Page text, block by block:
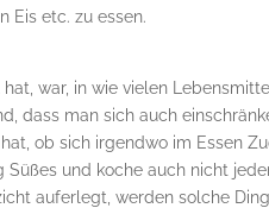
Eis etc. zu essen.
war, in wie vielen
dass man sich auch
ob sich irgendwo im Essen
Süßes und koche auch nicht
auferlegt, werden solche